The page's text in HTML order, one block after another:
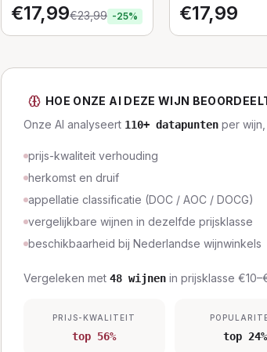
€17,99€23,99 -25% €17,99
HOE ONZE AI DEZE WIJN
Onze AI analyseert 110+ datapunten per
prijs-kwaliteit verhouding
herkomst en druif
appellatie classificatie (DOC / AOC / DOCG)
vergelijkbare wijnen in dezelfde prijsklasse
beschikbaarheid bij Nederlandse wijnwinkels
Vergeleken met 48 wijnen in prijsklasse
PRIJS-KWALITEIT
top 56% top 24%